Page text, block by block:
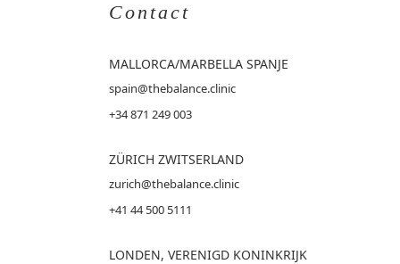
Contact
MALLORCA/MARBELLA SPANJE
spain@thebalance.clinic
+34 871 249 003
ZÜRICH ZWITSERLAND
zurich@thebalance.clinic
+41 44 500 5111
LONDEN, VERENIGD KONINKRIJK